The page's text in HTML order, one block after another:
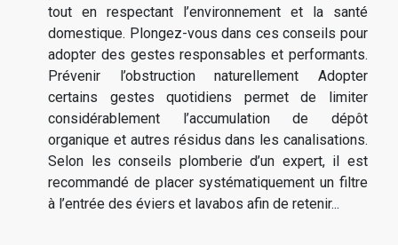
tout en respectant l’environnement et la santé
domestique. Plongez-vous dans ces conseils pour
adopter des gestes responsables et performants.
Prévenir l’obstruction naturellement Adopter
certains gestes quotidiens permet de limiter
considérablement l’accumulation de dépôt
organique et autres résidus dans les canalisations.
Selon les conseils plomberie d’un expert, il est
recommandé de placer systématiquement un filtre
à l’entrée des éviers et lavabos afin de retenir...